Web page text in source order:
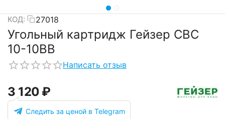
КОД: 27018
Угольный картридж Гейзер CBC
10-10BB
Написать отзыв
3 120 ₽
Следить за ценой в Telegram